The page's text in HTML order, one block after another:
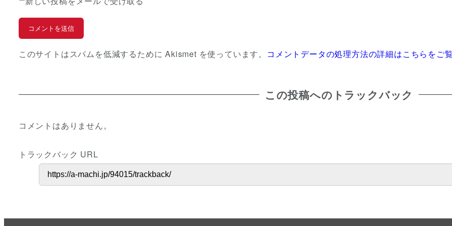
このサイトはスパムを低減するために Akismet を使っています。 コメントデータの処理方法の詳細はこちらをご
この投稿へのトラックバック
コメントはありません。
トラックバック URL